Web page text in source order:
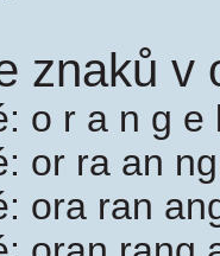
znaků v
o r a n g e
or ra an
ora ran